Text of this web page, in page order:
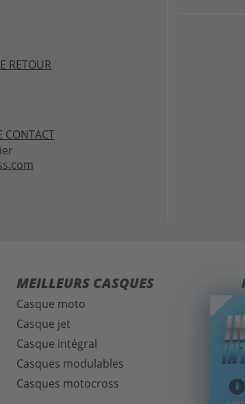
ᛒ
RETOUR
CONTACT
MEILLEURS CASQUES
Casque moto
Casque jet
Casque intégral
Casques modulables
Casques motocross